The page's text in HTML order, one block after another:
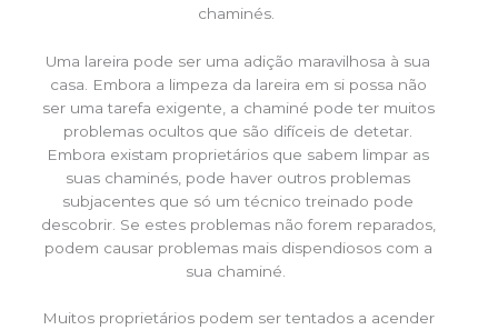
chaminés.
Uma lareira pode ser uma adição maravilhosa à sua
casa. Embora a limpeza da lareira em si possa não
ser uma tarefa exigente, a chaminé pode ter muitos
problemas ocultos que são difíceis de detetar.
Embora existam proprietários que sabem limpar as
suas chaminés, pode haver outros problemas
subjacentes que só um técnico treinado pode
descobrir. Se estes problemas não forem reparados,
podem causar problemas mais dispendiosos com a
sua chaminé.
Muitos proprietários podem ser tentados a acender